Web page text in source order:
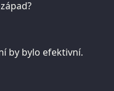
by bylo efektivní.